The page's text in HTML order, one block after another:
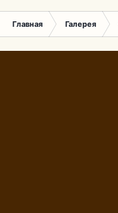
Главная Галерея